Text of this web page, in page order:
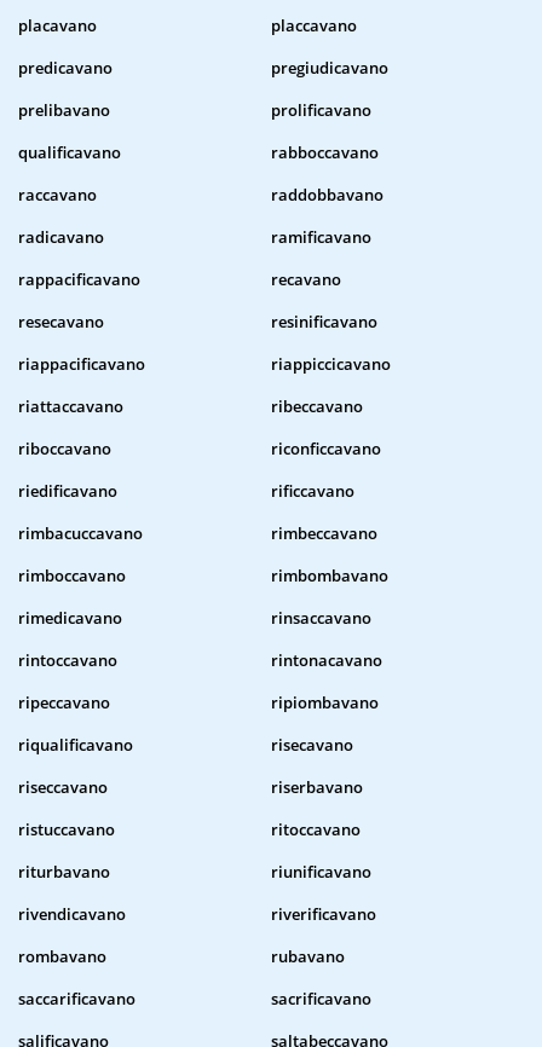
placavano
placcavano
predicavano
pregiudicavano
prelibavano
prolificavano
qualificavano
rabboccavano
raccavano
raddobbavano
radicavano
ramificavano
rappacificavano
recavano
resecavano
resinificavano
riappacificavano
riappiccicavano
riattaccavano
ribeccavano
riboccavano
riconficcavano
riedificavano
rificcavano
rimbacuccavano
rimbeccavano
rimboccavano
rimbombavano
rimedicavano
rinsaccavano
rintoccavano
rintonacavano
ripeccavano
ripiombavano
riqualificavano
risecavano
riseccavano
riserbavano
ristuccavano
ritoccavano
riturbavano
riunificavano
rivendicavano
riverificavano
rombavano
rubavano
saccarificavano
sacrificavano
salificavano
saltabeccavano